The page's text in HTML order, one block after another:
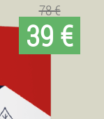
78 €
39 €